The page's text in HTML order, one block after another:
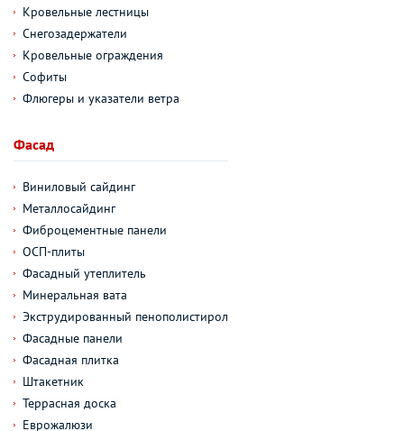
Кровельные лестницы
Снегозадержатели
Кровельные ограждения
Софиты
Флюгеры и указатели ветра
Фасад
Виниловый сайдинг
Металлосайдинг
Фиброцементные панели
ОСП-плиты
Фасадный утеплитель
Минеральная вата
Экструдированный пенополистирол
Фасадные панели
Фасадная плитка
Штакетник
Террасная доска
Еврожалюзи